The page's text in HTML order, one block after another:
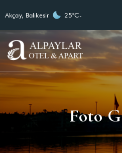
Akçay, Balıkesir 25°C-
Foto